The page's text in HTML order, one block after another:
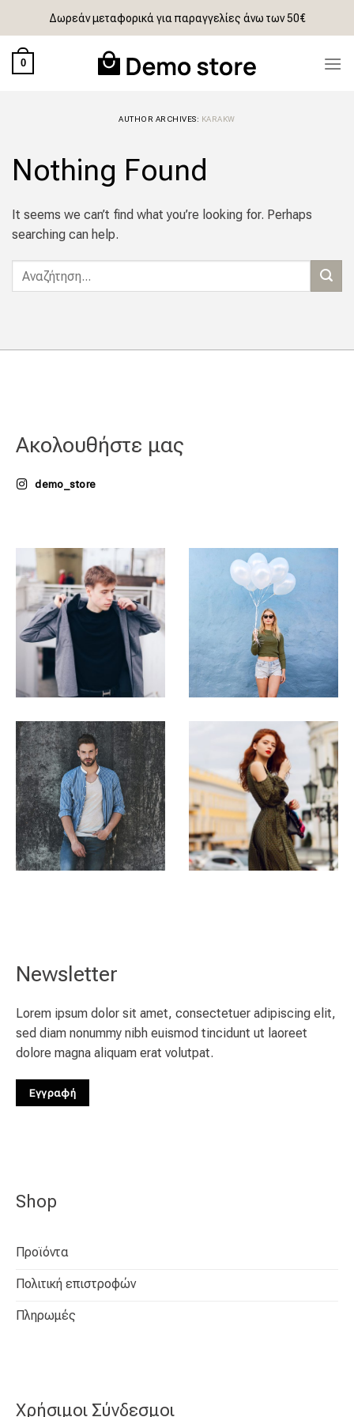
Δωρεάν μεταφορικά για παραγγελίες άνω των 50€
0
AUTHOR ARCHIVES: KARAKW
Nothing Found
It seems we can’t find what you’re looking for. Perhaps
searching can help.
Ακολουθήστε μας
demo_store
Newsletter
Lorem ipsum dolor sit amet, consectetuer adipiscing elit,
sed diam nonummy nibh euismod tincidunt ut laoreet
dolore magna aliquam erat volutpat.
Εγγραφή
Shop
Προϊόντα
Πολιτική επιστροφών
Πληρωμές
Χρήσιμοι Σύνδεσμοι